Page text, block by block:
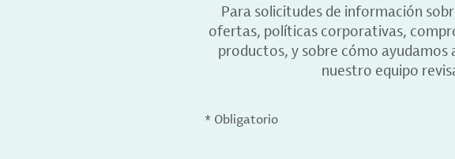
Para solicitudes de información
ofertas, políticas corporativas,
productos, y sobre cómo
nuestro equipo
* Obligatorio